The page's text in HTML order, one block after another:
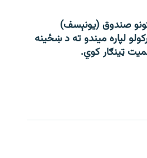
صندوق (یونېسف)
لپاره میندو ته د ښځینه
ټینګار کوي.